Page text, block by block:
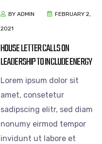
BY ADMIN FEBRUARY 2,
2021
HOUSE LETTER CALLS ON
LEADERSHIP TO INCLUDE ENERGY
Lorem ipsum dolor sit
amet, consetetur
sadipscing elitr, sed diam
nonumy eirmod tempor
invidunt ut labore et